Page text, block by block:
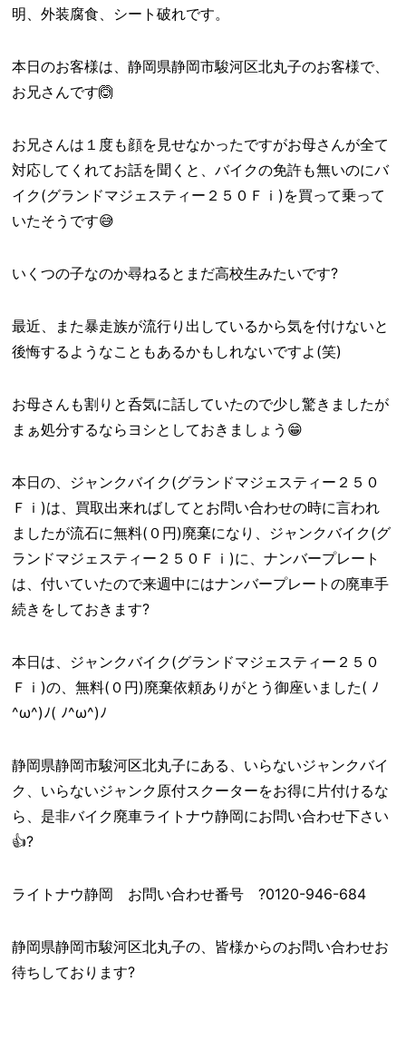
明、外装腐食、シート破れです。
本日のお客様は、静岡県静岡市駿河区北丸子のお客様で、
お兄さんです🙆
お兄さんは１度も顔を見せなかったですがお母さんが全て
対応してくれてお話を聞くと、バイクの免許も無いのにバ
イク(グランドマジェスティー２５０Ｆｉ)を買って乗って
いたそうです😅
いくつの子なのか尋ねるとまだ高校生みたいです?
最近、また暴走族が流行り出しているから気を付けないと
後悔するようなこともあるかもしれないですよ(笑)
お母さんも割りと呑気に話していたので少し驚きましたが
まぁ処分するならヨシとしておきましょう😁
本日の、ジャンクバイク(グランドマジェスティー２５０
Ｆｉ)は、買取出来ればしてとお問い合わせの時に言われ
ましたが流石に無料(０円)廃棄になり、ジャンクバイク(グ
ランドマジェスティー２５０Ｆｉ)に、ナンバープレート
は、付いていたので来週中にはナンバープレートの廃車手
続きをしておきます?
本日は、ジャンクバイク(グランドマジェスティー２５０
Ｆｉ)の、無料(０円)廃棄依頼ありがとう御座いました( ﾉ
^ω^)ﾉ( ﾉ^ω^)ﾉ
静岡県静岡市駿河区北丸子にある、いらないジャンクバイ
ク、いらないジャンク原付スクーターをお得に片付けるな
ら、是非バイク廃車ライトナウ静岡にお問い合わせ下さい
👍?
ライトナウ静岡 お問い合わせ番号 ?0120-946-684
静岡県静岡市駿河区北丸子の、皆様からのお問い合わせお
待ちしております?